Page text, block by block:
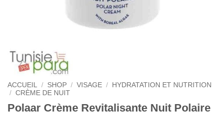
ACCUEIL / SHOP / VISAGE /
HYDRATATION ET NUTRITION
/ CRÈME DE NUIT
Polaar Crème Revitalisante Nuit Polaire